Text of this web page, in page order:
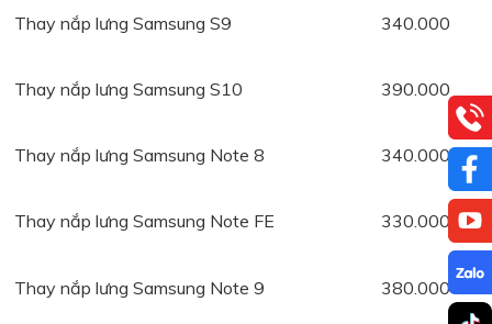
Thay nắp lưng Samsung S9 340.000
Thay nắp lưng Samsung S10 390.000
Thay nắp lưng Samsung Note 8 340.000
Thay nắp lưng Samsung Note FE 330.000
Thay nắp lưng Samsung Note 9 380.000